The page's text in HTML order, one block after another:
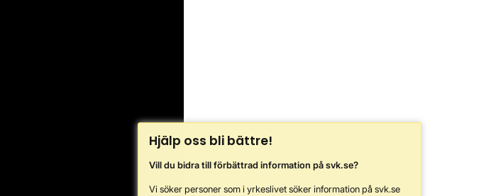
Hjälp oss bli bättre!
Vill du bidra till förbättrad information på svk.se?
Vi söker personer som i yrkeslivet söker information på svk.se